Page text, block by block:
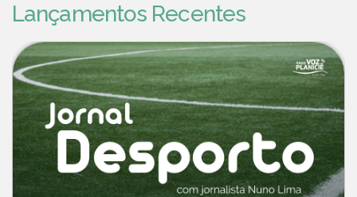
Lançamentos Recentes